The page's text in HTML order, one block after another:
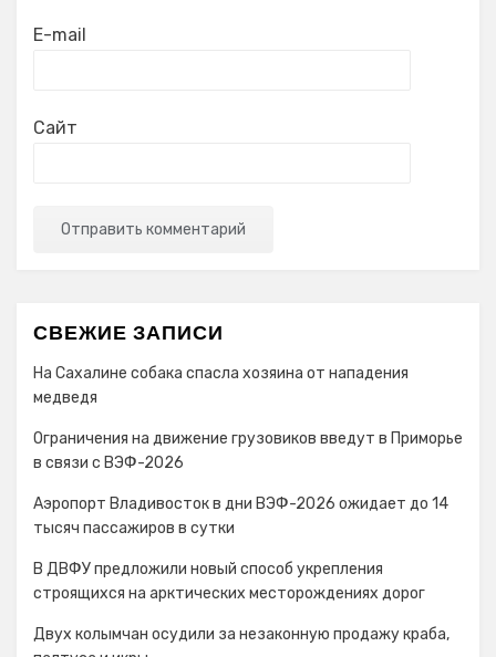
E-mail
Сайт
СВЕЖИЕ ЗАПИСИ
На Сахалине собака спасла хозяина от нападения
медведя
Ограничения на движение грузовиков введут в Приморье
в связи с ВЭФ-2026
Аэропорт Владивосток в дни ВЭФ-2026 ожидает до 14
тысяч пассажиров в сутки
В ДВФУ предложили новый способ укрепления
строящихся на арктических месторождениях дорог
Двух колымчан осудили за незаконную продажу краба,